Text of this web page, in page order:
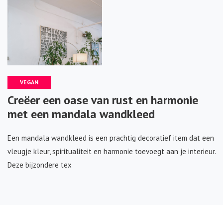
VEGAN
Creëer een oase van rust en harmonie
met een mandala wandkleed
Een mandala wandkleed is een prachtig decoratief item dat een
vleugje kleur, spiritualiteit en harmonie toevoegt aan je interieur.
Deze bijzondere tex